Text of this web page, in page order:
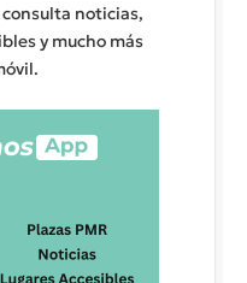
noticias,
y mucho más